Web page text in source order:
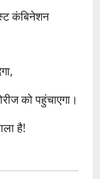
कंबिनेशन
को पहुंचाएगा।
है!